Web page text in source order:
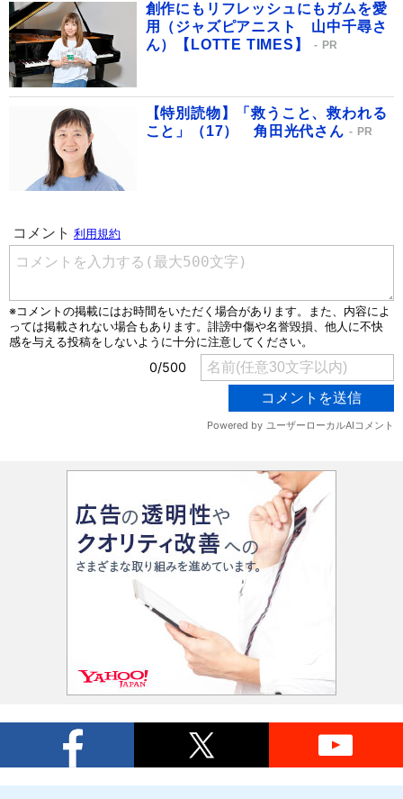
創作にもリフレッシュにもガムを愛
用（ジャズピアニスト 山中千尋さ
ん）【LOTTE TIMES】
PR
【特別読物】「救うこと、救われる
こと」（17） 角田光代さん
PR